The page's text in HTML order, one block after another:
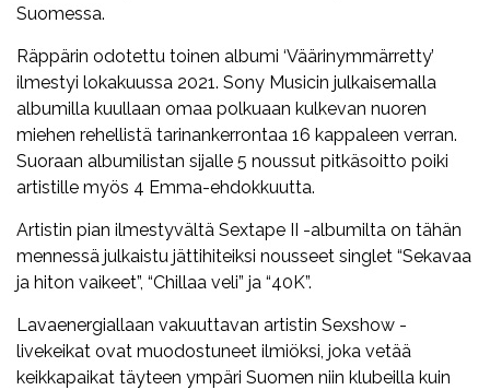
Suomessa.
Räppärin odotettu toinen albumi ‘Väärinymmärretty’
ilmestyi lokakuussa 2021. Sony Musicin julkaisemalla
albumilla kuullaan omaa polkuaan kulkevan nuoren
miehen rehellistä tarinankerrontaa 16 kappaleen verran.
Suoraan albumilistan sijalle 5 noussut pitkäsoitto poiki
artistille myös 4 Emma-ehdokkuutta.
Artistin pian ilmestyvältä Sextape II -albumilta on tähän
mennessä julkaistu jättihiteiksi nousseet singlet “Sekavaa
ja hiton vaikeet”, “Chillaa veli” ja “40K”.
Lavaenergiallaan vakuuttavan artistin Sexshow -
livekeikat ovat muodostuneet ilmiöksi, joka vetää
keikkapaikat täyteen ympäri Suomen niin klubeilla kuin